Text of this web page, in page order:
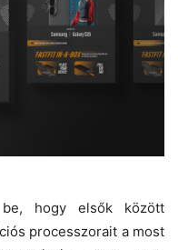
hogy elsők között
processzorait a most